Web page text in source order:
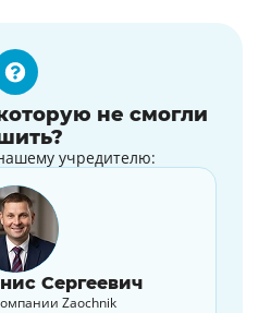
не смогли
учредителю:
Сергеевич
Zaochnik